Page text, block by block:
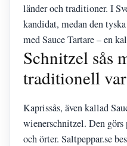
länder och traditioner. I
kandidat, medan den
med Sauce Tartare – en
Schnitzel sås
traditionell
Kaprissås, även kallad
wienerschnitzel. Den görs
och örter. Saltpeppar.se